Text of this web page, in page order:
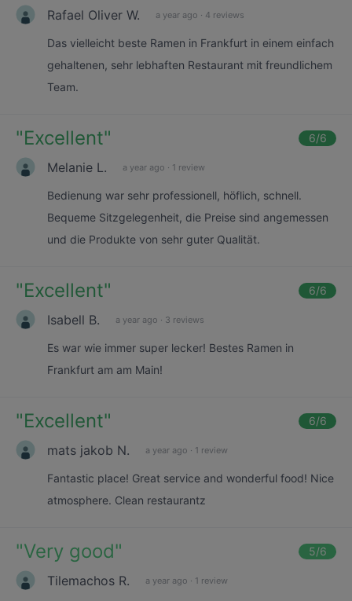
Rafael Oliver W. a year ago · 4 reviews
Das vielleicht beste Ramen in Frankfurt in einem einfach
gehaltenen, sehr lebhaften Restaurant mit freundlichem
Team.
"Excellent" 6/6
Melanie L. a year ago · 1 review
Bedienung war sehr professionell, höflich, schnell.
Bequeme Sitzgelegenheit, die Preise sind angemessen
und die Produkte von sehr guter Qualität.
"Excellent" 6/6
Isabell B. a year ago · 3 reviews
Es war wie immer super lecker! Bestes Ramen in
Frankfurt am am Main!
"Excellent" 6/6
mats jakob N. a year ago · 1 review
Fantastic place! Great service and wonderful food! Nice
atmosphere. Clean restaurantz
"Very good" 5/6
Tilemachos R. a year ago · 1 review